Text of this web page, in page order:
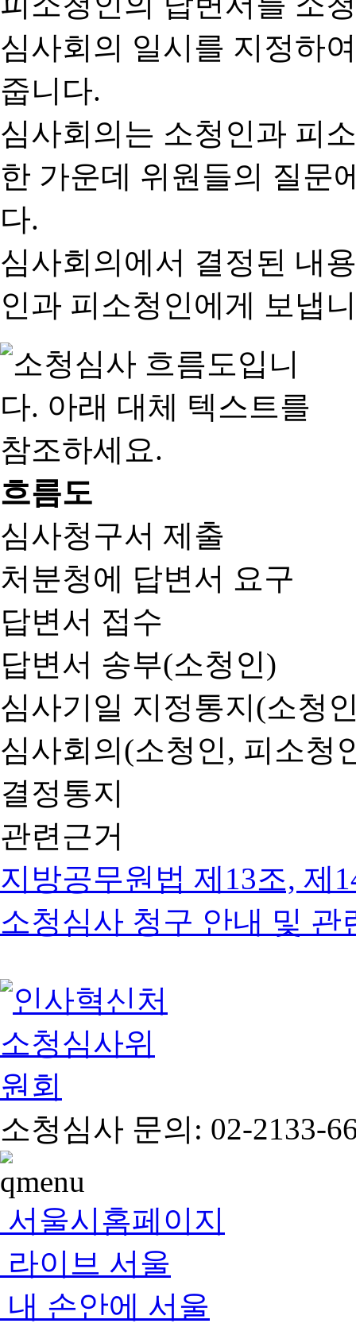
심사회의 일시를 지정하
줍니다.
심사회의는 소청인과 피
한 가운데 위원들의 질문
다.
심사회의에서 결정된 내
인과 피소청인에게 보냅
흐름도
심사청구서 제출
처분청에 답변서 요구
답변서 접수
답변서 송부(소청인)
심사기일 지정통지(소청
심사회의(소청인, 피소청
결정통지
관련근거
지방공무원법 제13조, 제
소청심사 청구 안내 및 관
소청심사 문의: 02-2133-
서울시홈페이지
라이브 서울
내 손안에 서울